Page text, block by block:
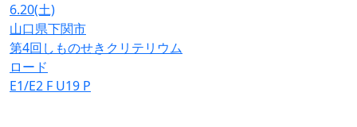
6.20(土)
山口県下関市
第4回しものせきクリテリウム
ロード
E1/E2 F U19 P